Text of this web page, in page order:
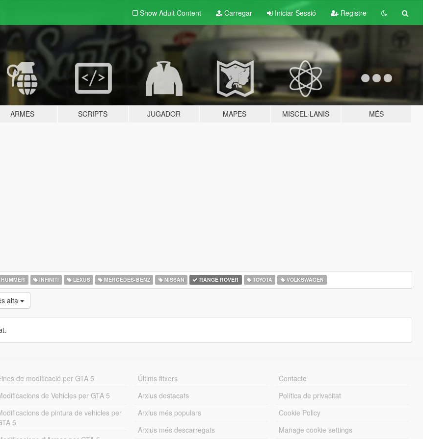
Show Adult Content Carregar Iniciar Sessió Registre
ARMES SCRIPTS JUGADOR MAPES MISCEL·LANIS MÉS
HUMMER INFINITI LEXUS MERCEDES-BENZ NISSAN RANGE ROVER TOYOTA VOLKSWAGEN
alta
de modificació per GTA 5
de Vehicles per GTA 5
de pintura de vehicles per
5
Últims fitxers
Arxius destacats
Arxius més populars
Arxius més descarregats
Contacte
Política de privacitat
Cookie Policy
Manage cookie settings